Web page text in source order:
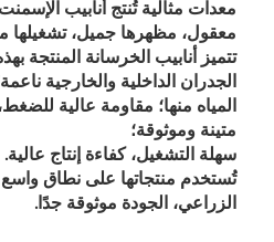
تتميز أنابيب الخرسانة المنتجة
متينة وموثوقة؛
سهلة التشغيل، كفاءة إنتاج عالية.
الزراعي، الجودة موثوقة جدًا.